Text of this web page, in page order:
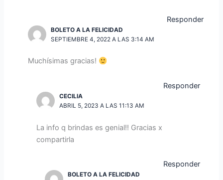
Responder
BOLETO A LA FELICIDAD
SEPTIEMBRE 4, 2022 A LAS 3:14 AM
Muchísimas gracias!
Responder
CECILIA
ABRIL 5, 2023 A LAS 11:13 AM
La info q brindas es genial!! Gracias x
compartirla
Responder
BOLETO A LA FELICIDAD